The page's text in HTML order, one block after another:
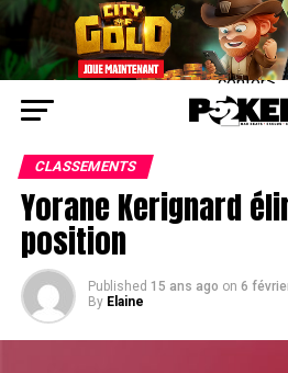
center>
CLASSEMENTS
Yorane Kerignard
position
Published 15 ans ago on 6
By Elaine